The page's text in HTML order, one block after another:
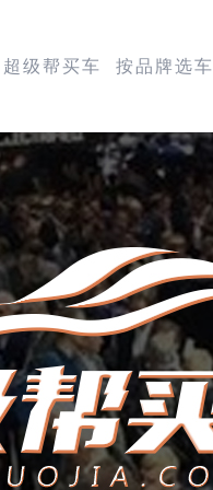
超级帮买车 按品牌选车